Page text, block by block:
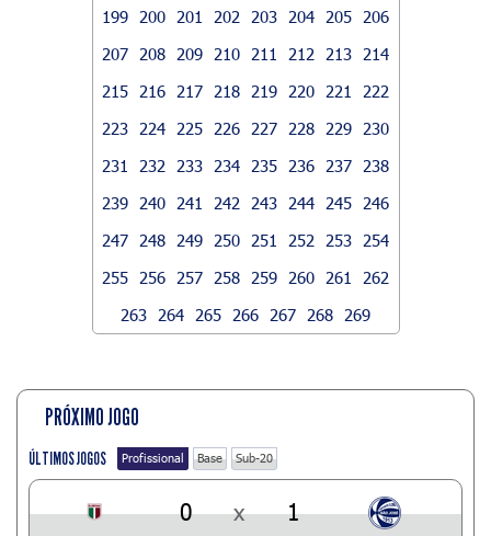
199
200 201 202 203 204 205
206
207
208 209 210 211 212 213
214
215
216 217 218 219 220 221
222
223
224 225 226 227 228 229
230
231
232 233 234 235 236 237
238
239
240 241 242 243 244 245
246
247
248 249 250 251 252 253
254
255
256 257 258 259 260 261
262
263
264 265 266 267 268 269
PRÓXIMO JOGO
ÚLTIMOS JOGOS Profissional Base Sub-20
0 x 1